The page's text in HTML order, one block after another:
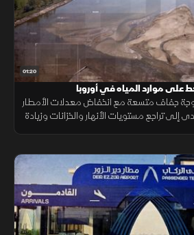
01:20
موارد المياه في أوروبا
جفاف متسعة مع انخفاض معدلات الأمطار
إلى تراجع مستويات الأنهار والخزانات وزيادة